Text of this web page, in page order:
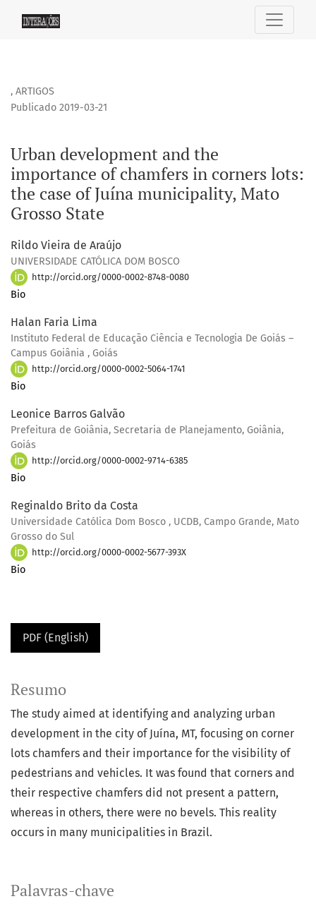
Urban development and the importance of chamfers in
, ARTIGOS
Urban development and the
importance of chamfers in corners lots:
the case of Juína municipality, Mato
Grosso State
Publicado 2019-03-21
Rildo Vieira de Araújo
UNIVERSIDADE CATÓLICA DOM BOSCO
http://orcid.org/0000-0002-8748-0080
Bio
Halan Faria Lima
Instituto Federal de Educação Ciência e Tecnologia De Goiás –
Campus Goiânia , Goiás
http://orcid.org/0000-0002-5064-1741
Bio
Leonice Barros Galvão
Prefeitura de Goiânia, Secretaria de Planejamento, Goiânia,
Goiás
http://orcid.org/0000-0002-9714-6385
Bio
Reginaldo Brito da Costa
Universidade Católica Dom Bosco , UCDB, Campo Grande, Mato
Grosso do Sul
http://orcid.org/0000-0002-5677-393X
Bio
PDF (English)
Palavras-chave
Resumo
The study aimed at identifying and analyzing urban
development in the city of Juína, MT, focusing on corner
lots chamfers and their importance for the visibility of
pedestrians and vehicles. It was found that corners and
their respective chamfers did not present a pattern,
whereas in others, there were no bevels. This reality
occurs in many municipalities in Brazil.